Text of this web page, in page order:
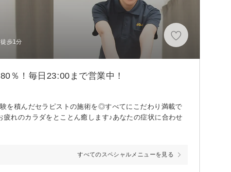
歩1分
％！毎日23:00まで営業中！
を積んだセラピストの施術を◎すべてにこだわり満載で
れのカラダをとことん癒します♪あなたの症状に合わせ
すべてのスペシャルメニューを見る